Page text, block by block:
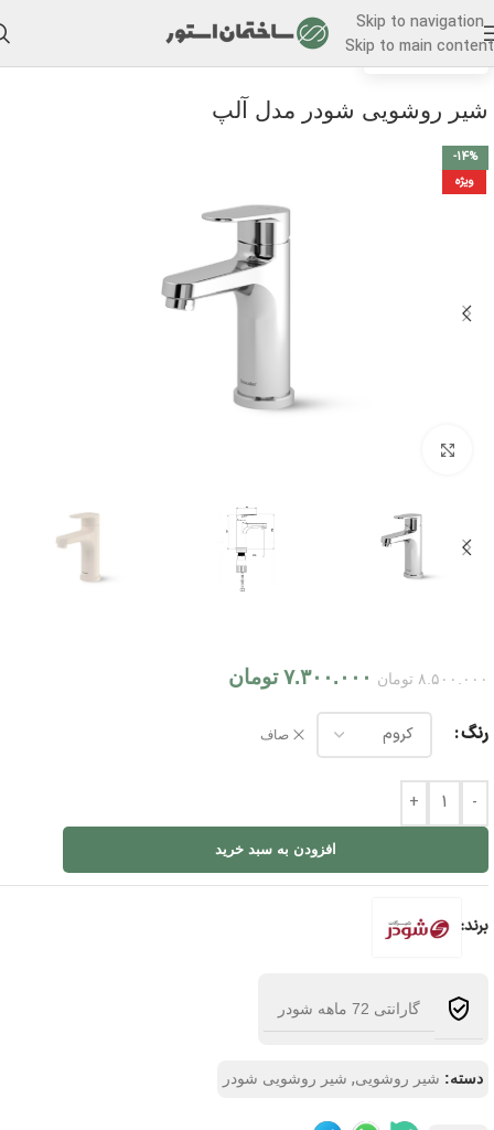
Skip to navigation
Skip to main content
خانه/شیر روشویی
شیر روشویی شودر مدل آلپ
-14%
ویژه
۸.۵۰۰.۰۰۰ تومان ۷.۳۰۰.۰۰۰ تومان
رنگ صاف
-
+
افزودن به سبد خرید
برند:
گارانتی 72 ماهه شودر
دسته: شیر روشویی, شیر روشویی شودر